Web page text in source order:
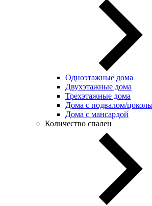
Одноэтажные дома
Двухэтажные дома
Трехэтажные дома
Дома с подвалом/
Дома с мансардой
Количество спален